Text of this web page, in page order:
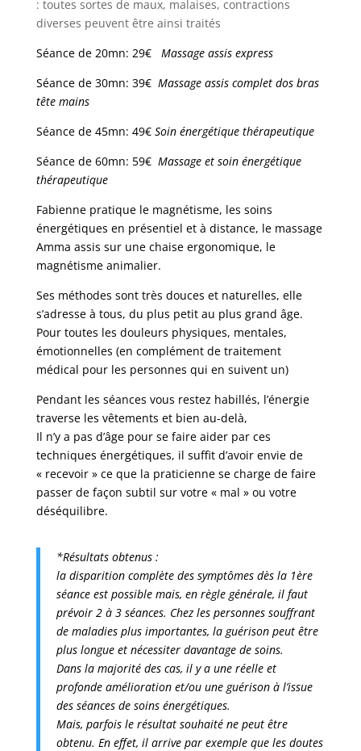
: toutes sortes de maux, malaises, contractions
diverses peuvent être ainsi traités
Séance de 20mn: 29€
Massage assis express
Séance de 30mn: 39€ Massage assis complet dos bras
tête mains
Séance de 45mn: 49€ Soin énergétique thérapeutique
Séance de 60mn: 59€ Massage et soin énergétique
thérapeutique
Fabienne pratique le magnétisme, les soins
énergétiques en présentiel et à distance, le massage
Amma assis sur une chaise ergonomique, le
magnétisme animalier.
Ses méthodes sont très douces et naturelles, elle
s’adresse à tous, du plus petit au plus grand âge.
Pour toutes les douleurs physiques, mentales,
émotionnelles (en complément de traitement
médical pour les personnes qui en suivent un)
Pendant les séances vous restez habillés, l’énergie
traverse les vêtements et bien au-delà,
Il n’y a pas d’âge pour se faire aider par ces
techniques énergétiques, il suffit d’avoir envie de
« recevoir » ce que la praticienne se charge de faire
passer de façon subtil sur votre « mal » ou votre
déséquilibre.
*Résultats obtenus :
la disparition complète des symptômes dès la 1ère
séance est possible mais, en règle générale, il faut
prévoir 2 à 3 séances. Chez les personnes souffrant
de maladies plus importantes, la guérison peut être
plus longue et nécessiter davantage de soins.
Dans la majorité des cas, il y a une réelle et
profonde amélioration et/ou une guérison à l’issue
des séances de soins énergétiques.
Mais, parfois le résultat souhaité ne peut être
obtenu. En effet, il arrive par exemple que les doutes